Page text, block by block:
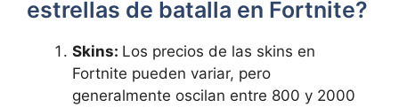
⁣estrellas de⁣ batalla en​ Fortnite?
Skins: Los precios‍ de las skins en
Fortnite pueden variar, pero
generalmente⁣ oscilan entre 800​ y 2000‍